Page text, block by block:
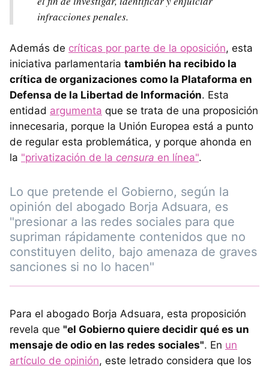
infracciones penales.
Además de críticas por parte de la oposición, esta
iniciativa parlamentaria también ha recibido la
crítica de organizaciones como la Plataforma en
Defensa de la Libertad de Información. Esta
entidad argumenta que se trata de una proposición
innecesaria, porque la Unión Europea está a punto
de regular esta problemática, y porque ahonda en
la "privatización de la censura en línea".
Lo que pretende el Gobierno, según la
opinión del abogado Borja Adsuara, es
"presionar a las redes sociales para que
supriman rápidamente contenidos que no
constituyen delito, bajo amenaza de graves
sanciones si no lo hacen"
Para el abogado Borja Adsuara, esta proposición
revela que "el Gobierno quiere decidir qué es un
mensaje de odio en las redes sociales". En un
artículo de opinión, este letrado considera que los